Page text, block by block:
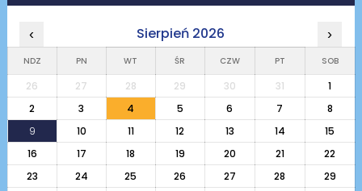
‹ Sierpień 2026 ›
NDZ PN WT ŚR CZW PT SOB
26 27 28 29 30 31
1
2
3 4 5 6 7
8
9
10 11 12 13 14
15
16
17 18 19 20 21
22
23
24 25 26 27 28
29